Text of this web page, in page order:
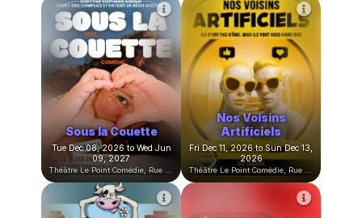
Fri Nov 06, 2026 to Sat Dec
05, 2026
Sat Nov 07, 2026 to Sun Mar
28, 2027
C'est Vulvissime !
50 façons de se faire
larguer de et avec
Jordi Cardoner